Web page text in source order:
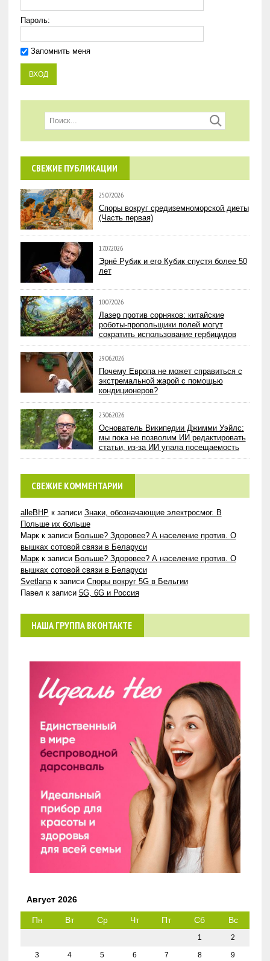
Пароль:
Запомнить меня
СВЕЖИЕ ПУБЛИКАЦИИ
25.07.2026
Споры вокруг средиземноморской диеты
(Часть первая)
17.07.2026
Эрнё Рубик и его Кубик спустя более 50
лет
10.07.2026
Лазер против сорняков: китайские
роботы-пропольщики полей могут
сократить использование гербицидов
29.06.2026
Почему Европа не может справиться с
экстремальной жарой с помощью
кондиционеров?
23.06.2026
Основатель Википедии Джимми Уэйлс:
мы пока не позволим ИИ редактировать
статьи, из-за ИИ упала посещаемость
СВЕЖИЕ КОММЕНТАРИИ
alleBHP к записи Знаки, обозначающие электросмог. В
Польше их больше
Маркк записи Больше? Здоровее? А население против. О
вышках сотовой связи в Беларуси
Маркк записи Больше? Здоровее? А население против. О
вышках сотовой связи в Беларуси
Svetlanaк записи Споры вокруг 5G в Бельгии
Павел к записи 5G, 6G и Россия
НАША ГРУППА ВКОНТАКТЕ
Август 2026
Пн Вт Ср Чт Пт Сб Вс
1 2
3 4 5 6 7 8 9